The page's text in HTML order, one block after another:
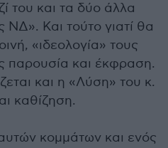
του και τα δύο άλλα
ΝΔ». Και τούτο γιατί θα
«ιδεολογία» τους
παρουσία και έκφραση.
και η «Λύση» του κ.
καθίζηση.
κομμάτων και ενός